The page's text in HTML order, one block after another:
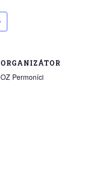
ORGANIZÁTOR
OZ Permoníci